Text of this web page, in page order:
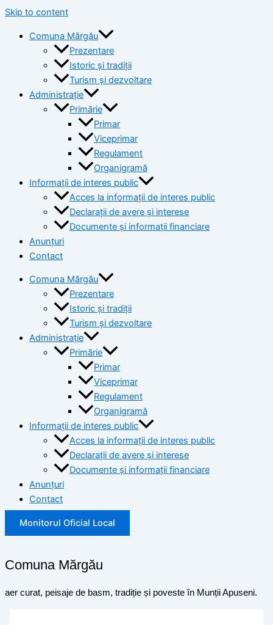
Skip to content
Comuna Mărgău
Prezentare
Istoric și tradiții
Turism și dezvoltare
Administrație
Primărie
Primar
Viceprimar
Regulament
Organigramă
Informații de interes public
Acces la informații de interes public
Declarații de avere și interese
Documente și informații financiare
Anunțuri
Contact
Comuna Mărgău
Prezentare
Istoric și tradiții
Turism și dezvoltare
Administrație
Primărie
Primar
Viceprimar
Regulament
Organigramă
Informații de interes public
Acces la informații de interes public
Declarații de avere și interese
Documente și informații financiare
Anunțuri
Contact
Monitorul Oficial Local
Comuna Mărgău
aer curat, peisaje de basm, tradiție și poveste în Munții Apuseni.